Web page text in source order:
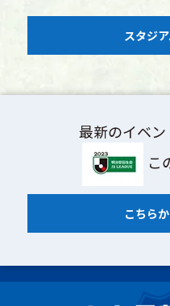
スタジ
最新のイベ
こ
こちら